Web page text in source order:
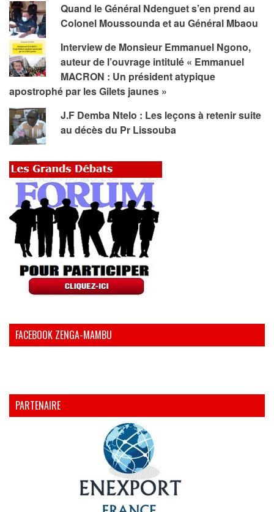
Quand le Général Ndenguet s’en prend au
Colonel Moussounda et au Général Mbaou
Interview de Monsieur Emmanuel Ngono,
auteur de l’ouvrage intitulé « Emmanuel
MACRON : Un président atypique
apostrophé par les Gilets jaunes »
J.F Demba Ntelo : Les leçons à retenir suite
au décès du Pr Lissouba
FACEBOOK ZENGA-MAMBU
PARTENAIRE